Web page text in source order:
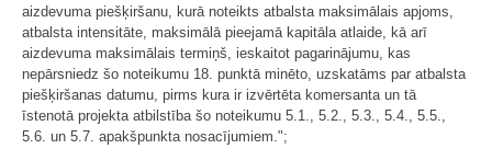
aizdevuma piešķiršanu, kurā noteikts atbalsta maksimālais apjoms,
atbalsta intensitāte, maksimālā pieejamā kapitāla atlaide, kā arī
aizdevuma maksimālais termiņš, ieskaitot pagarinājumu, kas
nepārsniedz šo noteikumu 18. punktā minēto, uzskatāms par atbalsta
piešķiršanas datumu, pirms kura ir izvērtēta komersanta un tā
īstenotā projekta atbilstība šo noteikumu 5.1., 5.2., 5.3., 5.4., 5.5.,
5.6. un 5.7. apakšpunkta nosacījumiem.";